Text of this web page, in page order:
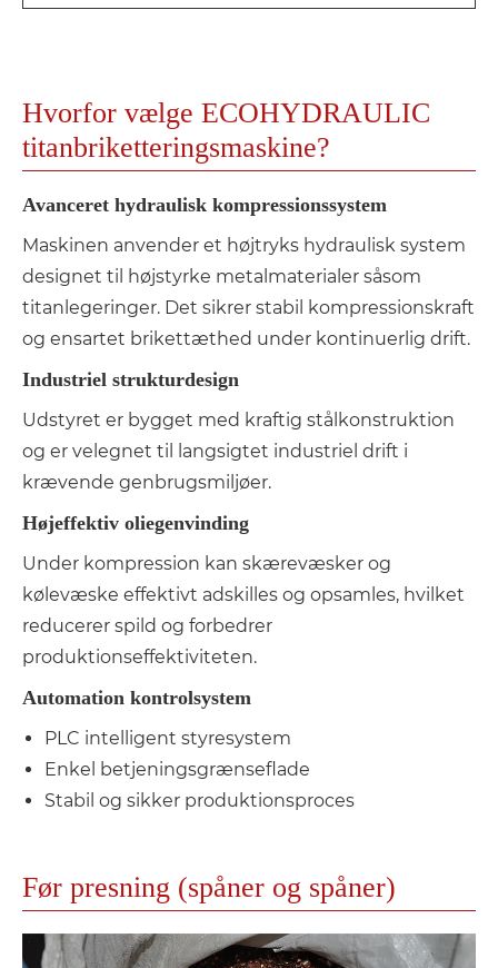
Hvorfor vælge ECOHYDRAULIC
titanbriketteringsmaskine?
Avanceret hydraulisk kompressionssystem
Maskinen anvender et højtryks hydraulisk system
designet til højstyrke metalmaterialer såsom
titanlegeringer. Det sikrer stabil kompressionskraft
og ensartet brikettæthed under kontinuerlig drift.
Industriel strukturdesign
Udstyret er bygget med kraftig stålkonstruktion
og er velegnet til langsigtet industriel drift i
krævende genbrugsmiljøer.
Højeffektiv oliegenvinding
Under kompression kan skærevæsker og
kølevæske effektivt adskilles og opsamles, hvilket
reducerer spild og forbedrer
produktionseffektiviteten.
Automation kontrolsystem
PLC intelligent styresystem
Enkel betjeningsgrænseflade
Stabil og sikker produktionsproces
Før presning (spåner og spåner)